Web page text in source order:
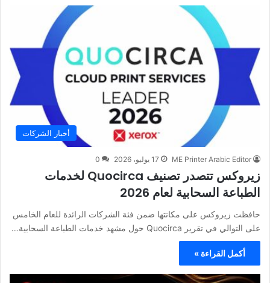
أخبار الشركات
ME Printer Arabic Editor 17 يوليو، 2026 0
زيروكس تتصدر تصنيف Quocirca لخدمات
الطباعة السحابية لعام 2026
حافظت زيروكس على مكانتها ضمن فئة الشركات الرائدة للعام الخامس
على التوالي في تقرير Quocirca حول مشهد خدمات الطباعة السحابية…
أكمل القراءة »